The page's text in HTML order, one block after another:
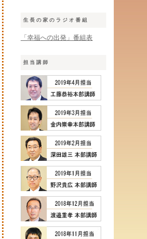
生長の家のラジオ番組
「幸福への出発」番組表
担当講師